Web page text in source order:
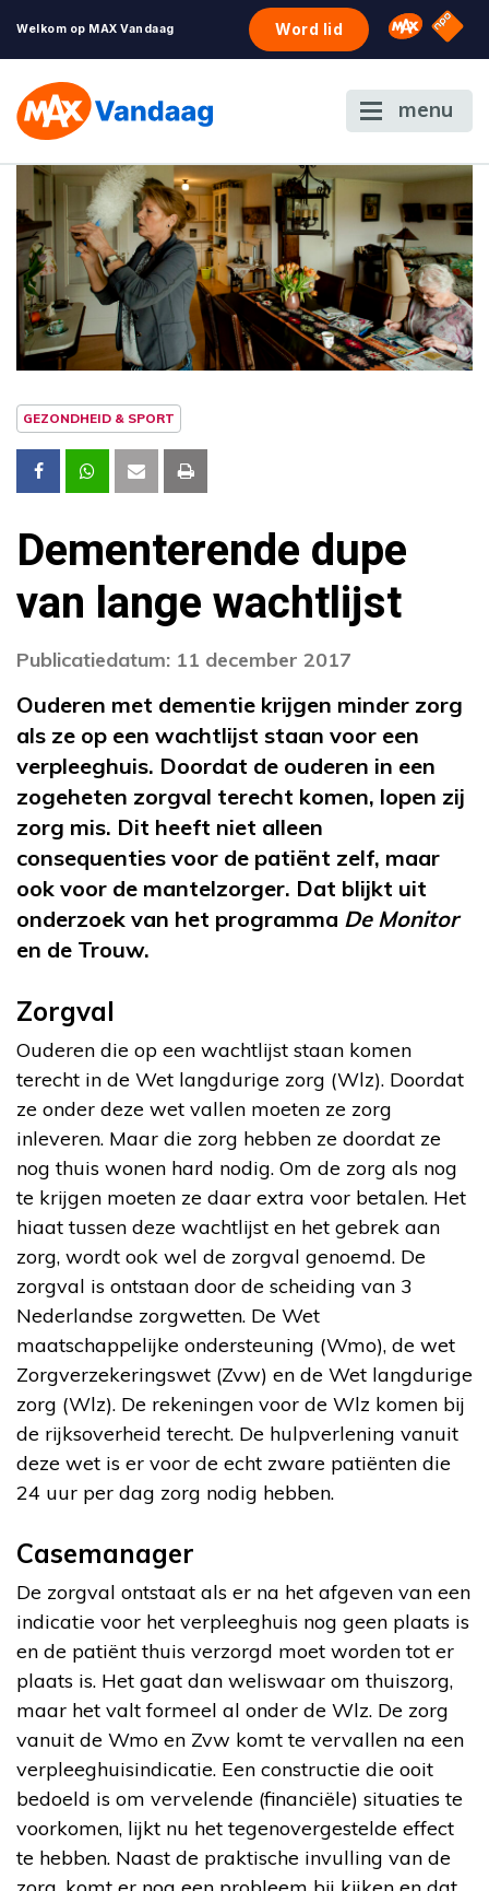
Welkom op MAX Vandaag Word lid Omroep
NPO
menu
GEZONDHEID & SPORT
Dementerende dupe
van lange wachtlijst
Publicatiedatum: 11 december 2017
Ouderen met dementie krijgen minder zorg
als ze op een wachtlijst staan voor een
verpleeghuis. Doordat de ouderen in een
zogeheten zorgval terecht komen, lopen zij
zorg mis. Dit heeft niet alleen
consequenties voor de patiënt zelf, maar
ook voor de mantelzorger. Dat blijkt uit
onderzoek van het programma De Monitor
en de Trouw.
Zorgval
Ouderen die op een wachtlijst staan komen
terecht in de Wet langdurige zorg (Wlz). Doordat
ze onder deze wet vallen moeten ze zorg
inleveren. Maar die zorg hebben ze doordat ze
nog thuis wonen hard nodig. Om de zorg als nog
te krijgen moeten ze daar extra voor betalen. Het
hiaat tussen deze wachtlijst en het gebrek aan
zorg, wordt ook wel de zorgval genoemd. De
zorgval is ontstaan door de scheiding van 3
Nederlandse zorgwetten. De Wet
maatschappelijke ondersteuning (Wmo), de wet
Zorgverzekeringswet (Zvw) en de Wet langdurige
zorg (Wlz). De rekeningen voor de Wlz komen bij
de rijksoverheid terecht. De hulpverlening vanuit
deze wet is er voor de echt zware patiënten die
24 uur per dag zorg nodig hebben.
Casemanager
De zorgval ontstaat als er na het afgeven van een
indicatie voor het verpleeghuis nog geen plaats is
en de patiënt thuis verzorgd moet worden tot er
plaats is. Het gaat dan weliswaar om thuiszorg,
maar het valt formeel al onder de Wlz. De zorg
vanuit de Wmo en Zvw komt te vervallen na een
verpleeghuisindicatie. Een constructie die ooit
bedoeld is om vervelende (financiële) situaties te
voorkomen, lijkt nu het tegenovergestelde effect
te hebben. Naast de praktische invulling van de